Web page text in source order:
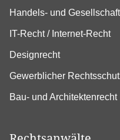
Handels- und
IT-Recht / Internet-Recht
Designrecht
Gewerblicher
Bau- und Architektenrecht